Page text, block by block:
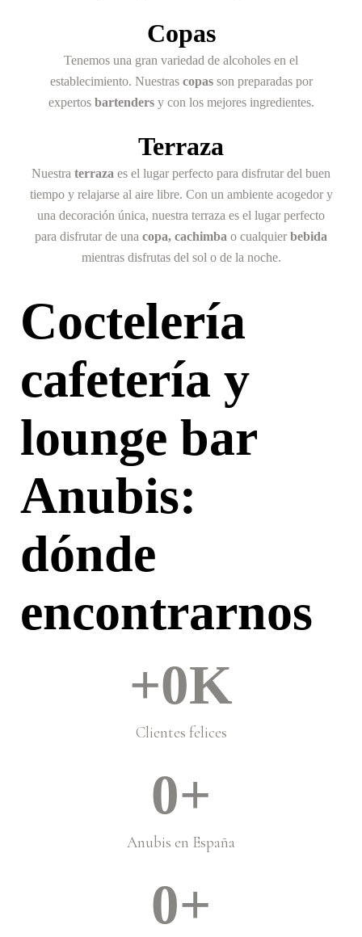
Copas
Tenemos una gran variedad de alcoholes en el
establecimiento. Nuestras copasson preparadas por
expertos bartendersy con los mejores ingredientes.
Terraza
Nuestra terraza es el lugar perfecto para disfrutar del buen
tiempo y relajarse al aire libre. Con un ambiente acogedor y
una decoración única, nuestra terraza es el lugar perfecto
para disfrutar de una copa, cachimba o cualquier bebida
mientras disfrutas del sol o de la noche.
Coctelería
cafetería y
lounge bar
Anubis:
dónde
encontrarnos
Clientes felices
+0K
Anubis en España
0+
0+